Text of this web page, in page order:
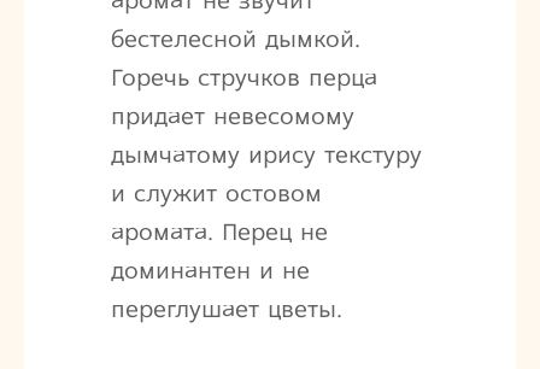
бестелесной дымкой.
Горечь стручков перца
придает невесомому
дымчатому ирису текстуру
и служит остовом
аромата. Перец не
доминантен и не
переглушает цветы.